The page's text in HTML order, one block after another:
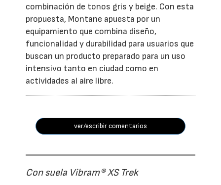
combinación de tonos gris y beige. Con esta
propuesta, Montane apuesta por un
equipamiento que combina diseño,
funcionalidad y durabilidad para usuarios que
buscan un producto preparado para un uso
intensivo tanto en ciudad como en
actividades al aire libre.
ver/escribir comentarios
Con suela Vibram® XS Trek